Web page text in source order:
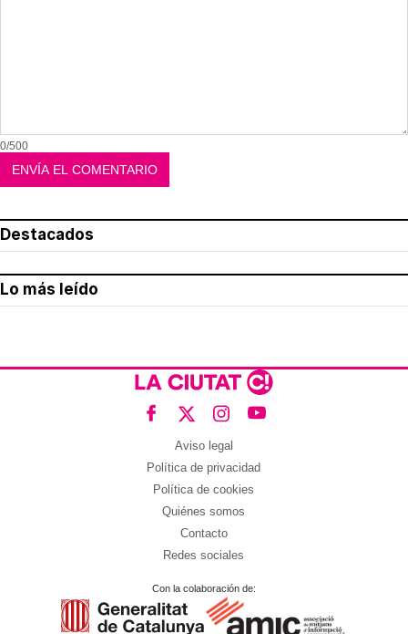
0/500
Destacados
Lo más leído
Aviso legal
Política de privacidad
Política de cookies
Quiénes somos
Contacto
Redes sociales
Con la colaboración de: